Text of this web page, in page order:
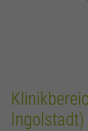
Ingolstadt)